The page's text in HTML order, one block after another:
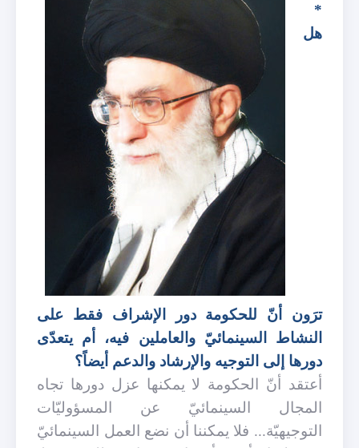
*
هل
ترَون أنّ للحكومة دور الإشراف فقط على
النشاط السينمائيّ والعاملين فيه، أم يتعدّى
دورها إلى التوجيه والإرشاد والدعم أيضاً؟
أعتقد أنّ الحكومة لا يمكنها عزل دورها تجاه
المجال السينمائيّ عن المسؤوليّات
التوجيهيّة... فلا يمكننا أن نضع العمل السينمائيّ